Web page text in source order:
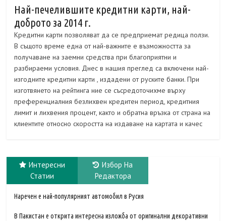
Най-печелившите кредитни карти, най-
доброто за 2014 г.
Кредитни карти позволяват да се предприемат редица ползи.
В същото време една от най-важните е възможността за
получаване на заемни средства при благоприятни и
разбираеми условия. Днес в нашия преглед са включени най-
изгодните кредитни карти , издадени от руските банки. При
изготвянето на рейтинга ние се съсредоточихме върху
преференциалния безлихвен кредитен период, кредитния
лимит и лихвения процент, както и обратна връзка от страна на
клиентите относно скоростта на издаване на картата и качес
Интересни
Статии
Избор На
Редактора
Наречен е най-популярният автомобил в Русия
В Пакистан е открита интересна изложба от оригинални декоративни